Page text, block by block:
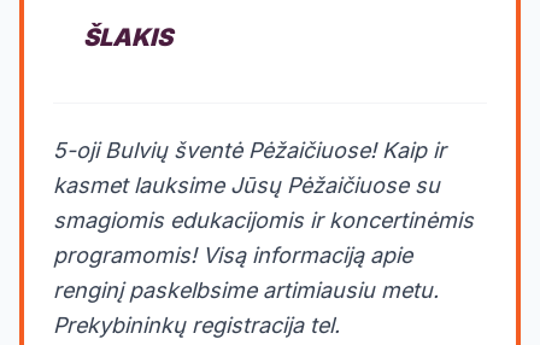
ŠLAKIS
5-oji Bulvių šventė Pėžaičiuose! Kaip ir
kasmet lauksime Jūsų Pėžaičiuose su
smagiomis edukacijomis ir koncertinėmis
programomis! Visą informaciją apie
renginį paskelbsime artimiausiu metu.
Prekybininkų registracija tel.